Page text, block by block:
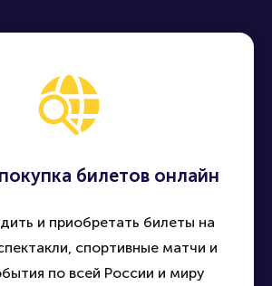
билетов онлайн
и приобретать билеты на
спортивные матчи и
по всей России и миру